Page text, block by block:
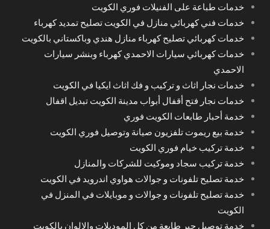
خدمات طباعة على الفنيلات فوري الكويت
خدمات فني كهربائي منازل في الكويت تصليح تمديد كهرباء
خدمات كهربائي تصليح كهرباء منازل هندي وباكستاني بالكويت
خدمات كهربائي سيارات الاحمدي كهرباء وبنشر سيارات
الاحمدي
خدمات نجار اثاث و تركيب و فك اثاث ايكيا في الكويت
خدمات نجار فتح أقفال أبواب مدينة الكويت تبديل اقفال
خدمة أحبار طابعات الكويت فوري
خدمة بيع ريموت تلفزيون صيانة وتوصيل فوري الكويت
خدمة تركيب خيام فوري الكويت
خدمة تركيب سجاد وموكيت للشركات والمنازل
خدمة تصليح تلفونات و جوالات هواوي اندرويد في الكويت
خدمة تصليح تلفونات و جوالات و موبايلات في المنزل في
الكويت
خدمة توصيل حبر طابعة من كل الموديلات والالوان بالكويت